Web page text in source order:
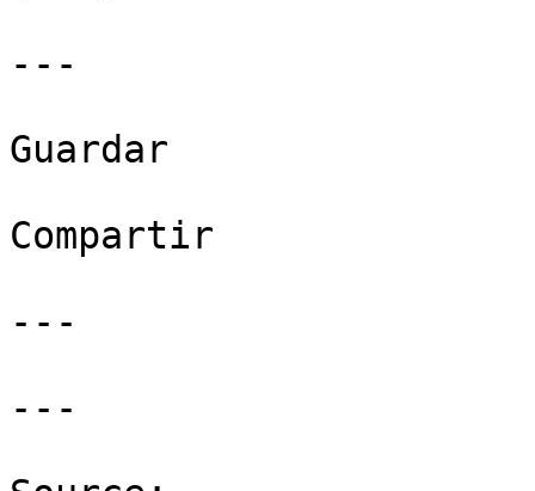
---
Guardar
Compartir
---
---